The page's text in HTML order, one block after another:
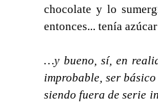
chocolate y lo
entonces... tenía
…y bueno, sí, en
improbable, ser
siendo fuera de serie